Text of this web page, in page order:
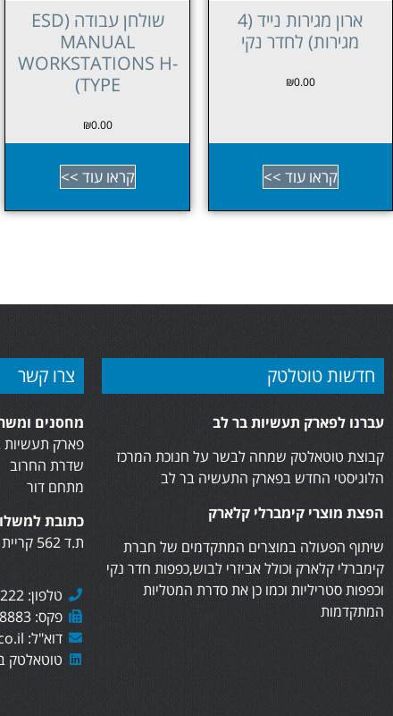
שולחן עבודה (ESD
MANUAL
TYPE)
קראו עוד >>
שולחן עבודה (ESD
MANUAL
WORKSTATIONS L-
TYPE)
₪0.00
קראו עוד >>
חדשות טוטלטק
עברנו לפארק תעשיות בר לב
קבוצת טוטאלטק שמחה לבשר על חנוכת המרכז
הלוגיסטי החדש בפארק התעשיה בר לב
הפצת מוצרי קימברלי קלארק
שיתוף הפעולה במוצרים המתקדמים של חברת
קימברלי קלארק וכולל אביזרי לבוש,כפפות חדר נקי
וכפפות סטריליות וכמו כן את סדרת המטליות
המתקדמות
צרו קשר
מחסנים
פארק תעשיות
שדרת החרוב
מתחם דור
כתובת
ת.ד 562 קריית מוצקין, 2610402
טלפון: 073-7282222
פקס: 073-7438883
דוא"ל: sales@totaltech.co.il
טוטאלטק